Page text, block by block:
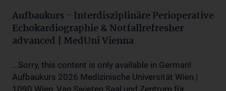
Aufbaukurs - Interdisziplinäre Perioperative
Echokardiographie & Notfallrefresher
advanced | MedUni Vienna
...Sorry, this content is only available in German!
Aufbaukurs 2026 Medizinische Universität Wien |
1090 Wien, Van Swieten Saal und Zentrum für